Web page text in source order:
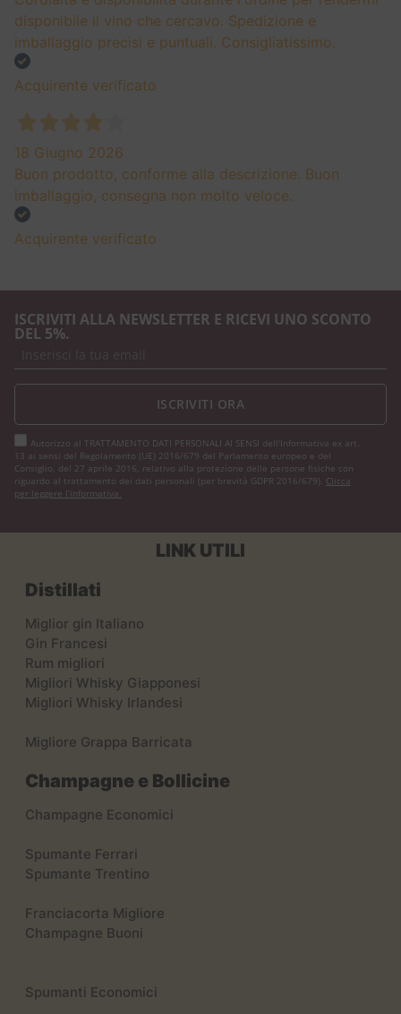
disponibile il vino che cercavo. Spedizione e
imballaggio precisi e puntuali. Consigliatissimo.
Acquirente verificato
18 Giugno 2026
Buon prodotto, conforme alla descrizione. Buon
imballaggio, consegna non molto veloce.
Acquirente verificato
ISCRIVITI ALLA NEWSLETTER E RICEVI UNO SCONTO
DEL 5%.
Autorizzo al TRATTAMENTO DATI PERSONALI AI SENSI dell'Informativa ex art.
13 ai sensi del Regolamento (UE) 2016/679 del Parlamento europeo e del
Consiglio, del 27 aprile 2016, relativo alla protezione delle persone fisiche con
riguardo al trattamento dei dati personali (per brevità GDPR 2016/679). Clicca
per leggere l’informativa.
ISCRIVITI ORA
LINK UTILI
Distillati
Miglior gin Italiano
Gin Francesi
Rum migliori
Migliori Whisky Giapponesi
Migliori Whisky Irlandesi
Migliore Grappa Barricata
Champagne e Bollicine
Champagne Economici
Spumante Ferrari
Spumante Trentino
Franciacorta Migliore
Champagne Buoni
Spumanti Economici